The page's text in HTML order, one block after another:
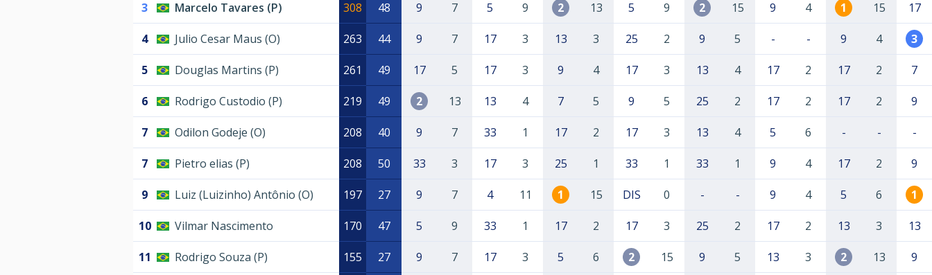
3 Marcelo Tavares (P) 308 48 9 7 5 9 2 13 5 9 2 15 9 4 1 15 17
4 Julio Cesar Maus (O) 263 44 9 7 17 3 13 3 25 2 9 5 - - 9 4 3
5 Douglas Martins (P) 261 49 17 5 17 3 9 4 17 3 13 4 17 2 17 2 7
6 Rodrigo Custodio (P) 219 49 2 13 13 4 7 5 9 5 25 2 17 2 17 2 9
7 Odilon Godeje (O) 208 40 9 7 33 1 17 2 17 3 13 4 5 6 - - -
7 Pietro elias (P) 208 50 33 3 17 3 25 1 33 1 33 1 9 4 17 2 9
9 Luiz (Luizinho) Antônio (O) 197 27 9 7 4 11 1 15 DIS 0 - - 9 4 5 6 1
10 Vilmar Nascimento 170 47 5 9 33 1 17 2 17 3 25 2 17 2 13 3 13
11 Rodrigo Souza (P) 155 27 9 7 17 3 5 6 2 15 9 5 13 3 2 13 9